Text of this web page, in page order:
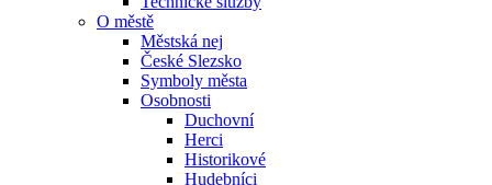
O městě
Městská nej
České Slezsko
Symboly města
Osobnosti
Duchovní
Herci
Historikové
Hudebníci